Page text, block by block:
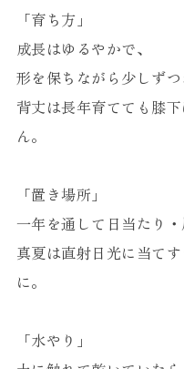
「育ち方」
成長はゆるやかで、
形を保ちながら少しず
背丈は長年育てても膝
ん。
「置き場所」
一年を通して日当たり・
真夏は直射日光に当て
に。
「水やり」